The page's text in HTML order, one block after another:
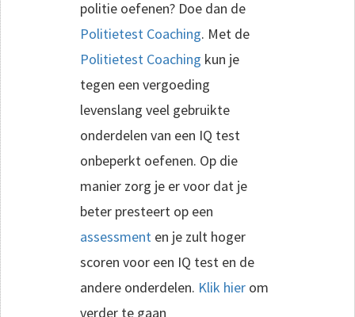
politie oefenen? Doe dan de
Politietest Coaching. Met de
Politietest Coaching kun je
tegen een vergoeding
levenslang veel gebruikte
onderdelen van een IQ test
onbeperkt oefenen. Op die
manier zorg je er voor dat je
beter presteert op een
assessment en je zult hoger
scoren voor een IQ test en de
andere onderdelen. Klik hier om
verder te gaan